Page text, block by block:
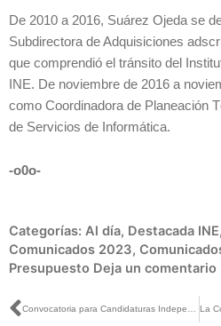
De 2010 a 2016, Suárez Ojeda se
Subdirectora de Adquisiciones
que comprendió el tránsito del
INE. De noviembre de 2016 a
como Coordinadora de Planeación
de Servicios de Informática.
-o0o-
Categorías: Al día, Destacada INE,
Comunicados 2023,
Presupuesto Deja un comentario
Ant